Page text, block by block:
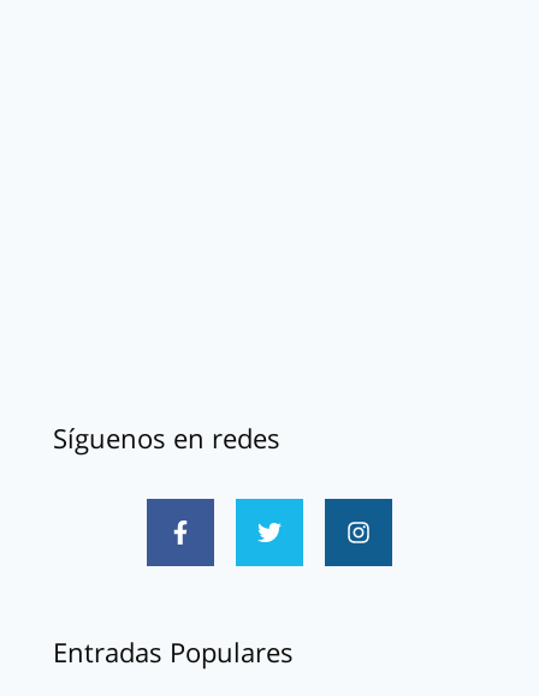
Síguenos en redes
Entradas Populares